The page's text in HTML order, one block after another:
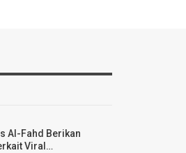
Al-Fahd Berikan
Viral…